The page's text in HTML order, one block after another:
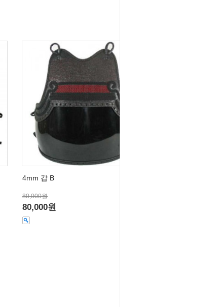
4mm 갑 B
80,000원
80,000원